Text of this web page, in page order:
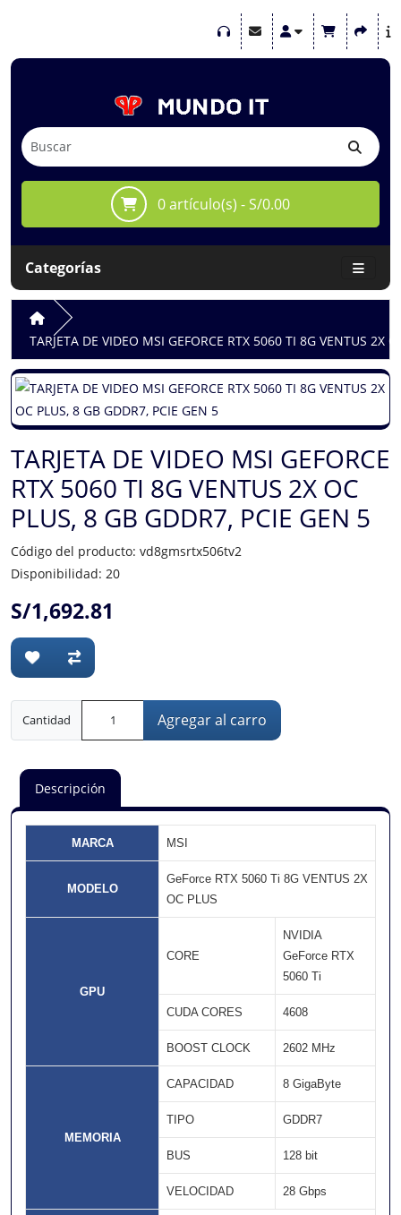
0 artículo(s) - S/0.00
Categorías
TARJETA DE VIDEO MSI GEFORCE RTX 5060 TI 8G VENTUS 2X
TARJETA DE VIDEO MSI GEFORCE
RTX 5060 TI 8G VENTUS 2X OC
PLUS, 8 GB GDDR7, PCIE GEN 5
Código del producto: vd8gmsrtx506tv2
Disponibilidad: 20
S/1,692.81
Cantidad Agregar al carro
Descripción
MARCA MSI
MODELO
GeForce RTX 5060 Ti 8G VENTUS 2X
OC PLUS
GPU
CORE
NVIDIA
GeForce RTX
5060 Ti
CUDA CORES 4608
BOOST CLOCK 2602 MHz
MEMORIA
CAPACIDAD 8 GigaByte
TIPO GDDR7
BUS 128 bit
VELOCIDAD 28 Gbps